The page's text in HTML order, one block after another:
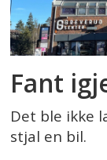
Fant
Det ble ikke
stjal en bil.